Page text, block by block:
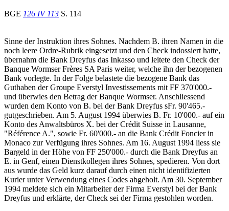
BGE 126 IV 113 S. 114
Sinne der Instruktion ihres Sohnes. Nachdem B. ihren Namen in die
noch leere Ordre-Rubrik eingesetzt und den Check indossiert hatte,
übernahm die Bank Dreyfus das Inkasso und leitete den Check der
Banque Wormser Frères SA Paris weiter, welche ihn der bezogenen
Bank vorlegte. In der Folge belastete die bezogene Bank das
Guthaben der Groupe Everstyl Investissements mit FF 370'000.-
und überwies den Betrag der Banque Wormser. Anschliessend
wurden dem Konto von B. bei der Bank Dreyfus sFr. 90'465.-
gutgeschrieben. Am 5. August 1994 überwies B. Fr. 10'000.- auf ein
Konto des Anwaltsbüros X. bei der Crédit Suisse in Lausanne,
"Référence A.", sowie Fr. 60'000.- an die Bank Crédit Foncier in
Monaco zur Verfügung ihres Sohnes. Am 16. August 1994 liess sie
Bargeld in der Höhe von FF 250'000.- durch die Bank Dreyfus an
E. in Genf, einen Dienstkollegen ihres Sohnes, spedieren. Von dort
aus wurde das Geld kurz darauf durch einen nicht identifizierten
Kurier unter Verwendung eines Codes abgeholt. Am 30. September
1994 meldete sich ein Mitarbeiter der Firma Everstyl bei der Bank
Dreyfus und erklärte, der Check sei der Firma gestohlen worden.